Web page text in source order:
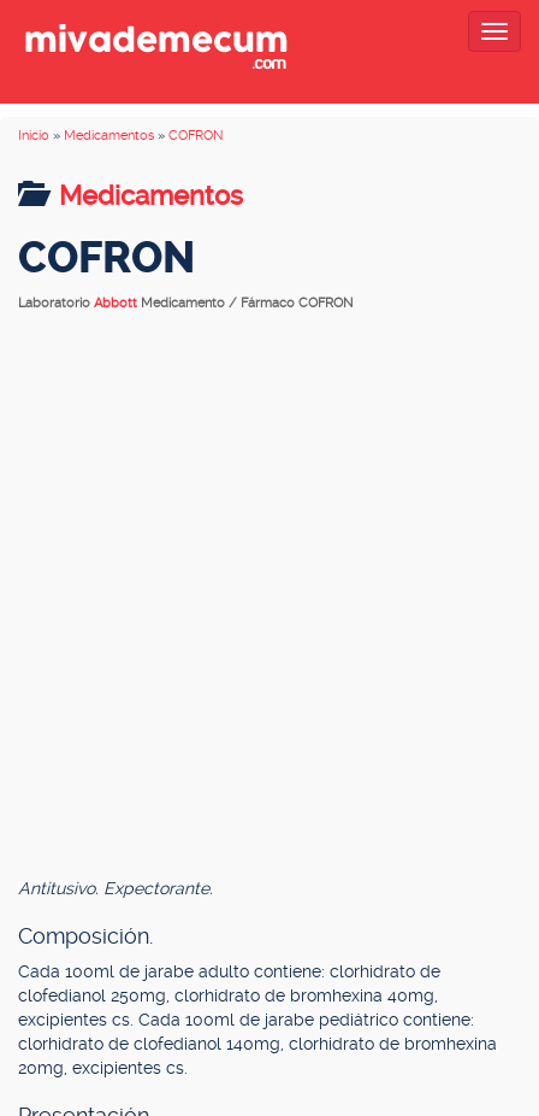
Inicio » Medicamentos » COFRON
Medicamentos
COFRON
Laboratorio Abbott Medicamento / Fármaco COFRON
Antitusivo. Expectorante.
Composición.
Cada 100ml de jarabe adulto contiene: clorhidrato de
clofedianol 250mg, clorhidrato de bromhexina 40mg,
excipientes cs. Cada 100ml de jarabe pediátrico contiene:
clorhidrato de clofedianol 140mg, clorhidrato de bromhexina
20mg, excipientes cs.